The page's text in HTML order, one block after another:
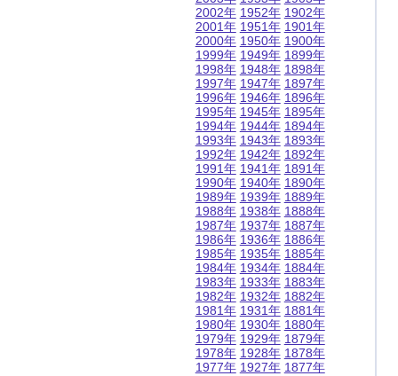
2002年
2001年
2000年
1999年
1998年
1997年
1996年
1995年
1994年
1993年
1992年
1991年
1990年
1989年
1988年
1987年
1986年
1985年
1984年
1983年
1982年
1981年
1980年
1979年
1978年
1977年
1952年
1951年
1950年
1949年
1948年
1947年
1946年
1945年
1944年
1943年
1942年
1941年
1940年
1939年
1938年
1937年
1936年
1935年
1934年
1933年
1932年
1931年
1930年
1929年
1928年
1927年
1902年
1901年
1900年
1899年
1898年
1897年
1896年
1895年
1894年
1893年
1892年
1891年
1890年
1889年
1888年
1887年
1886年
1885年
1884年
1883年
1882年
1881年
1880年
1879年
1878年
1877年